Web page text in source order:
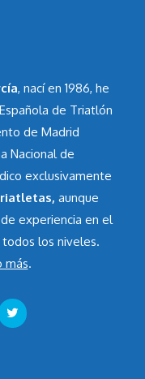
, nací en 1986, he
de Triatlón
de Madrid
Nacional de
exclusivamente
aunque
experiencia en el
los niveles.
más.